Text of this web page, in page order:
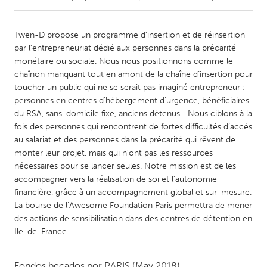
Amherstburg
Kitchener-Waterloo
New Glasgow
Newmarket
Ottawa
South Shore
Toronto
MALAYSIA
Kuala Lumpur
NETHERLANDS
Leiden
Rotterdam
Utrecht
Twen-D propose un programme d’insertion et de réinsertion
par l’entrepreneuriat dédié aux personnes dans la précarité
monétaire ou sociale. Nous nous positionnons comme le
chaînon manquant tout en amont de la chaîne d’insertion pour
toucher un public qui ne se serait pas imaginé entrepreneur :
personnes en centres d’hébergement d’urgence, bénéficiaires
du RSA, sans-domicile fixe, anciens détenus... Nous ciblons à la
fois des personnes qui rencontrent de fortes difficultés d’accès
au salariat et des personnes dans la précarité qui rêvent de
monter leur projet, mais qui n’ont pas les ressources
nécessaires pour se lancer seules. Notre mission est de les
accompagner vers la réalisation de soi et l’autonomie
financière, grâce à un accompagnement global et sur-mesure.
La bourse de l’Awesome Foundation Paris permettra de mener
des actions de sensibilisation dans des centres de détention en
Ile-de-France.